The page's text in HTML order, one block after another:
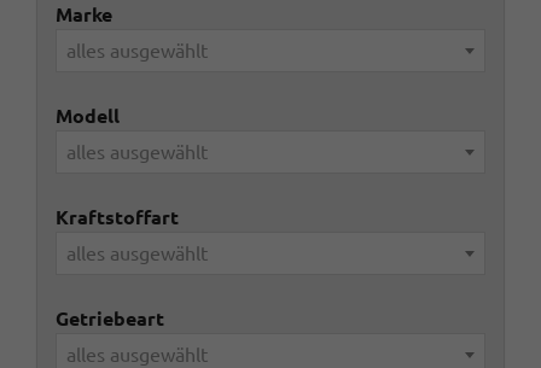
Marke
alles ausgewählt
Modell
alles ausgewählt
Kraftstoffart
alles ausgewählt
Getriebeart
alles ausgewählt